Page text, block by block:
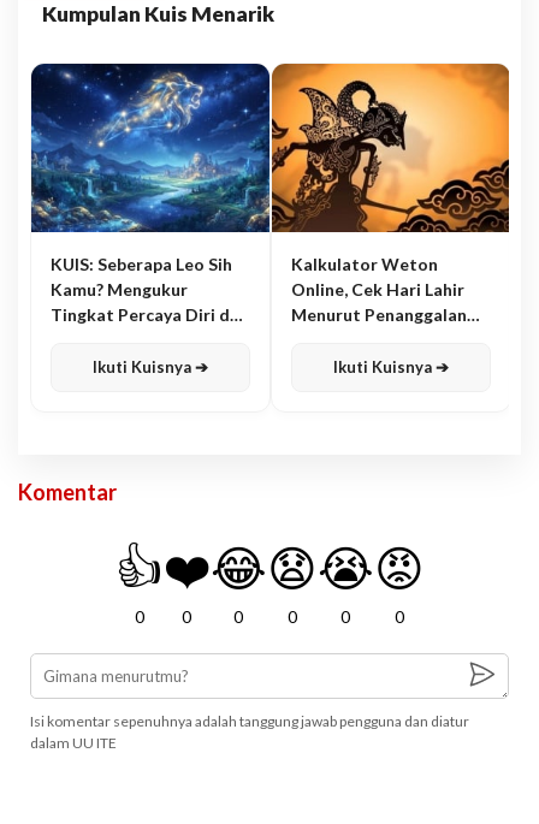
Kumpulan Kuis Menarik
KUIS: Seberapa Leo Sih
Kamu? Mengukur
Tingkat Percaya Diri dan
Ikuti Kuisnya ➔
Kalkulator Weton
Online, Cek Hari Lahir
Menurut Penanggalan
Ikuti Kuisnya ➔
Komentar
👍
0
❤️
0
😂
0
😧
0
😭
0
😡
0
Isi komentar sepenuhnya adalah tanggung jawab pengguna dan diatur
dalam UU ITE